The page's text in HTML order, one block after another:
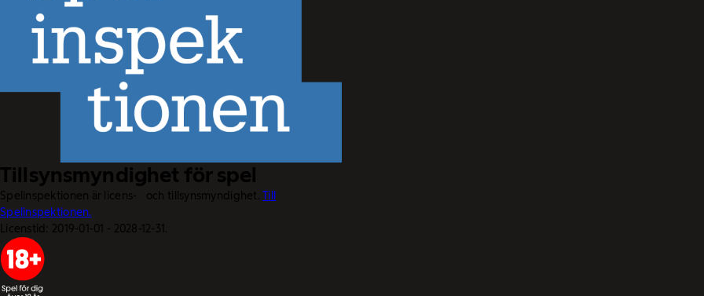
Tillsynsmyndighet för spel
Spelinspektionen är licens- och tillsynsmyndighet.Till
Spelinspektionen.
Licenstid: 2019-01-01 - 2028-12-31.